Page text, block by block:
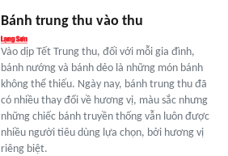
Bánh trung thu vào thu
Vào dịp Tết Trung thu, đối với mỗi gia đình,
bánh nướng và bánh dẻo là những món bánh
không thể thiếu. Ngày nay, bánh trung thu đã
có nhiều thay đổi về hương vị, màu sắc nhưng
những chiếc bánh truyền thống vẫn luôn được
nhiều người tiêu dùng lựa chọn, bởi hương vị
riêng biệt.